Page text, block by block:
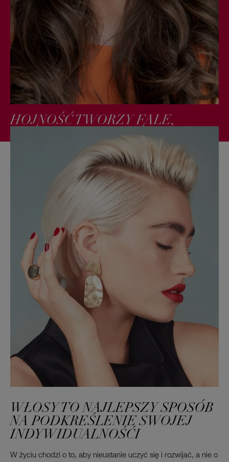
HOJNOŚĆ TWORZY FALE,
KTÓRE ZMIENIAJĄ ŚWIAT
Wiedza jest potęgą, ale tylko wtedy, gdy można się nią dzielić.
WŁOSY TO NAJLEPSZY SPOSÓB
NA PODKREŚLENIE SWOJEJ
INDYWIDUALNOŚĆI
W życiu chodzi o to, aby nieustanie uczyć się i rozwijać, a nie o